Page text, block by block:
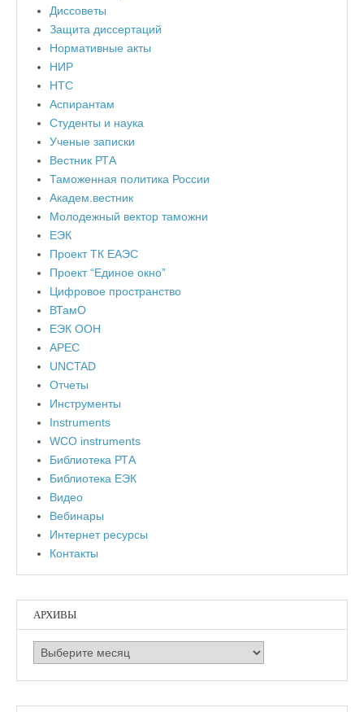
Диссоветы
Защита диссертаций
Нормативные акты
НИР
НТС
Аспирантам
Студенты и наука
Ученые записки
Вестник РТА
Таможенная политика России
Академ.вестник
Молодежный вектор таможни
ЕЭК
Проект ТК ЕАЭС
Проект “Единое окно”
Цифровое пространство
ВТамО
ЕЭК ООН
APEC
UNCTAD
Отчеты
Инструменты
Instruments
WCO instruments
Библиотека РТА
Библиотека ЕЭК
Видео
Вебинары
Интернет ресурсы
Контакты
АРХИВЫ
Архивы